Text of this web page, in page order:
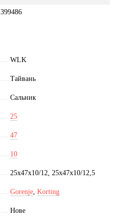
399486
WLK
Тайвань
Сальник
25
47
10
25x47x10/12, 25x47x10/12,5
Gorenje Korting
Нове